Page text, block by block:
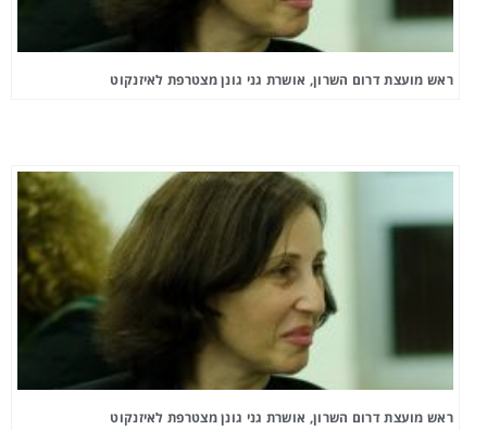
ראש מועצת דרום השרון, אושרת גני גונן מצטרפת לאיזנקוט
ראש מועצת דרום השרון, אושרת גני גונן מצטרפת לאיזנקוט